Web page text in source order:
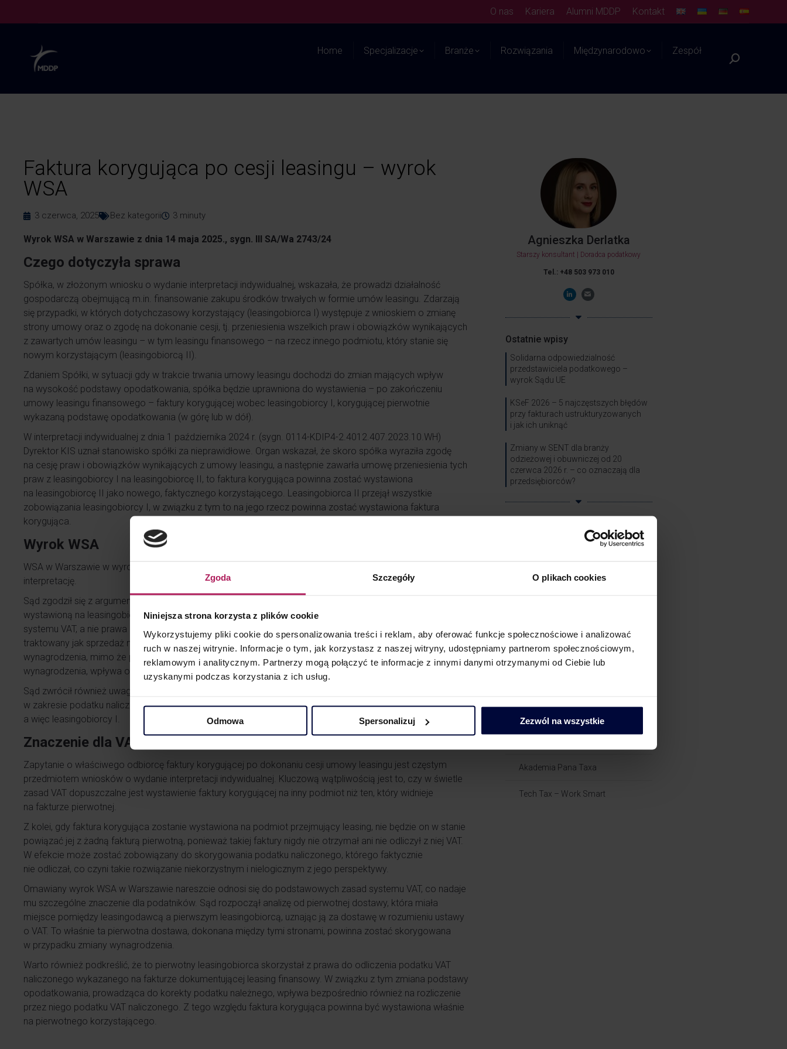
Zgoda Szczegóły O plikach cookies
Niniejsza strona korzysta z plików cookie
Wykorzystujemy pliki cookie do spersonalizowania treści i reklam, aby oferować funkcje społecznościowe i analizować
ruch w naszej witrynie. Informacje o tym, jak korzystasz z naszej witryny, udostępniamy partnerom społecznościowym,
reklamowym i analitycznym. Partnerzy mogą połączyć te informacje z innymi danymi otrzymanymi od Ciebie lub
uzyskanymi podczas korzystania z ich usług.
Odmowa Spersonalizuj Zezwól na wszystkie
O nas Kariera Alumni MDDP Kontakt
Home Specjalizacje Branże Rozwiązania Międzynarodowo Zespół
Faktura korygująca po cesji leasingu – wyrok
WSA
3 czerwca, 2025 Bez kategorii 3 minuty
Wyrok WSA w Warszawie z dnia 14 maja 2025., sygn. III SA/Wa 2743/24
Czego dotyczyła sprawa
Spółka, w złożonym wniosku o wydanie interpretacji indywidualnej, wskazała, że prowadzi działalność
gospodarczą obejmującą m.in. finansowanie zakupu środków trwałych w formie umów leasingu. Zdarzają
się przypadki, w których dotychczasowy korzystający (leasingobiorca I) występuje z wnioskiem o zmianę
strony umowy oraz o zgodę na dokonanie cesji, tj. przeniesienia wszelkich praw i obowiązków wynikających
z zawartych umów leasingu – w tym leasingu finansowego – na rzecz innego podmiotu, który stanie się
nowym korzystającym (leasingobiorcą II).
Zdaniem Spółki, w sytuacji gdy w trakcie trwania umowy leasingu dochodzi do zmian mających wpływ
na wysokość podstawy opodatkowania, spółka będzie uprawniona do wystawienia – po zakończeniu
umowy leasingu finansowego – faktury korygującej wobec leasingobiorcy I, korygującej pierwotnie
wykazaną podstawę opodatkowania (w górę lub w dół).
W interpretacji indywidualnej z dnia 1 października 2024 r. (sygn. 0114-KDIP4-2.4012.407.2023.10.WH)
Dyrektor KIS uznał stanowisko spółki za nieprawidłowe. Organ wskazał, że skoro spółka wyraziła zgodę
na cesję praw i obowiązków wynikających z umowy leasingu, a następnie zawarła umowę przeniesienia tych
praw z leasingobiorcy I na leasingobiorcę II, to faktura korygująca powinna zostać wystawiona
na leasingobiorcę II jako nowego, faktycznego korzystającego. Leasingobiorca II przejął wszystkie
zobowiązania leasingobiorcy I, w związku z tym to na jego rzecz powinna zostać wystawiona faktura
korygująca.
Wyrok WSA
WSA w Warszawie w wyroku z dnia 14 maja 2025 r. uznał stanowisko spółki za prawidłowe i uchylił wydaną
interpretację.
Sąd zgodził się z argumentacją spółki, uznając, że w takiej sytuacji należy skorygować fakturę pierwotnie
wystawioną na leasingobiorcę I, ponieważ to w momencie wydania przedmiotu leasingu – z perspektywy
systemu VAT, a nie prawa cywilnego – dochodzi do dostawy. Leasing finansowy jest w tym systemie
traktowany jak sprzedaż na raty, w której opodatkowanie następuje na początku, w odniesieniu do całego
wynagrodzenia, mimo że płatność rozłożona jest w czasie. W efekcie, jeśli dochodzi do korekty
wynagrodzenia, wpływa ona na podstawę opodatkowania tej pierwotnej dostawy.
Sąd zwrócił również uwagę na istotny argument spółki, że korekta powinna skutkować także zmianą
w zakresie podatku naliczonego – i to po stronie tego podmiotu, który pierwotnie dokonał jego odliczenia,
a więc leasingobiorcy I.
Znaczenie dla VAT
Zapytanie o właściwego odbiorcę faktury korygującej po dokonaniu cesji umowy leasingu jest częstym
przedmiotem wniosków o wydanie interpretacji indywidualnej. Kluczową wątpliwością jest to, czy w świetle
zasad VAT dopuszczalne jest wystawienie faktury korygującej na inny podmiot niż ten, który widnieje
na fakturze pierwotnej.
Z kolei, gdy faktura korygująca zostanie wystawiona na podmiot przejmujący leasing, nie będzie on w stanie
powiązać jej z żadną fakturą pierwotną, ponieważ takiej faktury nigdy nie otrzymał ani nie odliczył z niej VAT.
W efekcie może zostać zobowiązany do skorygowania podatku naliczonego, którego faktycznie
nie odliczał, co czyni takie rozwiązanie niekorzystnym i nielogicznym z jego perspektywy.
Omawiany wyrok WSA w Warszawie nareszcie odnosi się do podstawowych zasad systemu VAT, co nadaje
mu szczególne znaczenie dla podatników. Sąd rozpoczął analizę od pierwotnej dostawy, która miała
miejsce pomiędzy leasingodawcą a pierwszym leasingobiorcą, uznając ją za dostawę w rozumieniu ustawy
o VAT. To właśnie ta pierwotna dostawa, dokonana między tymi stronami, powinna zostać skorygowana
w przypadku zmiany wynagrodzenia.
Warto również podkreślić, że to pierwotny leasingobiorca skorzystał z prawa do odliczenia podatku VAT
naliczonego wykazanego na fakturze dokumentującej leasing finansowy. W związku z tym zmiana podstawy
opodatkowania, prowadząca do korekty podatku należnego, wpływa bezpośrednio również na rozliczenie
przez niego podatku VAT naliczonego. Z tego względu faktura korygująca powinna być wystawiona właśnie
na pierwotnego korzystającego.
Agnieszka Derlatka
Starszy konsultant | Doradca podatkowy
Tel.: +48 503 973 010
Ostatnie wpisy
Solidarna odpowiedzialność
przedstawiciela podatkowego –
wyrok Sądu UE
KSeF 2026 – 5 najczęstszych błędów
przy fakturach ustrukturyzowanych
i jak ich uniknąć
Zmiany w SENT dla branży
odzieżowej i obuwniczej od 20
czerwca 2026 r. – co oznaczają dla
przedsiębiorców?
Blogi
Trochę o CIT
Akademia Pana Taxa
Tech Tax – Work Smart